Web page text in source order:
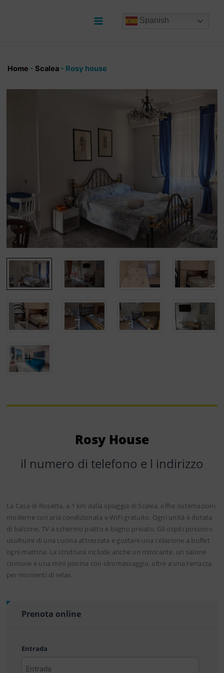
Spanish
Home - Scalea- Rosy house
Rosy House
il numero di telefono e l indirizzo
La Casa di Rosetta, a 1 km dalla spiaggia di Scalea, offre sistemazioni
moderne con aria condizionata e WiFi gratuito. Ogni unità è dotata
di balcone, TV a schermo piatto e bagno privato. Gli ospiti possono
usufruire di una cucina attrezzata e gustare una colazione a buffet
ogni mattina. La struttura include anche un ristorante, un salone
comune e una mini piscina con idromassaggio, oltre a una terrazza
per momenti di relax.
Prenota online
Entrada